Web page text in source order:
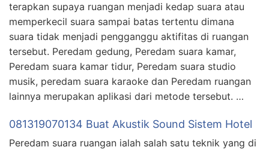
terapkan supaya ruangan menjadi kedap suara atau
memperkecil suara sampai batas tertentu dimana
suara tidak menjadi pengganggu aktifitas di ruangan
tersebut. Peredam gedung, Peredam suara kamar,
Peredam suara kamar tidur, Peredam suara studio
musik, peredam suara karaoke dan Peredam ruangan
lainnya merupakan aplikasi dari metode tersebut. …
081319070134 Buat Akustik Sound Sistem Hotel
Peredam suara ruangan ialah salah satu teknik yang di